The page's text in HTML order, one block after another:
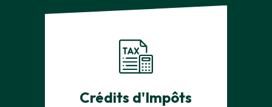
Crédits d'Impôts